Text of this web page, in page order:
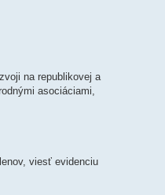
na republikovej a
asociáciami,
viesť evidenciu